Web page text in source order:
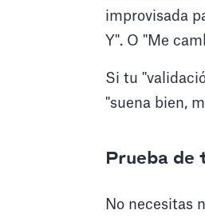
improvisada
Y". O "Me
Si tu
"suena bien,
Prueba
No necesitas